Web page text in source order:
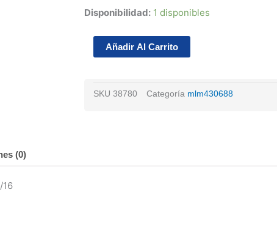
Disponibilidad: 1 disponibles
Bomba
Agua
Para
4cl
Añadir Al Carrito
SKU 38780 Categoría mlm430688
(0)
16